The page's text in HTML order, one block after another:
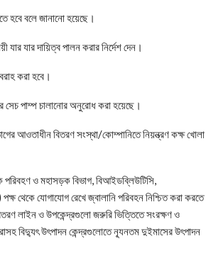
হবে বলে জানানো হয়েছে।
যার যার দায়িত্ব পালন করার নির্দেশ দেন।
করা হবে।
সেচ পাম্প চালানোর অনুরোধ করা হয়েছে।
আওতাধীন বিতরণ সংস্থা/কোম্পানিতে নিয়ন্ত্রণ কক্ষ খোলা
ও মহাসড়ক বিভাগ, বিআইডব্লিউটিসি,
থেকে যোগাযোগ রেখে জ্বালানি পরিবহন নিশ্চিত করা করতে
লাইন ও উপকেন্দ্রগুলো জরুরি ভিত্তিতে সংরক্ষণ ও
বিদ্যুৎ উৎপাদন কেন্দ্রগুলোতে ন্যূনতম দুইমাসের উৎপাদন